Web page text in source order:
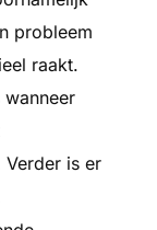
probleem
raakt.
wanneer
is er